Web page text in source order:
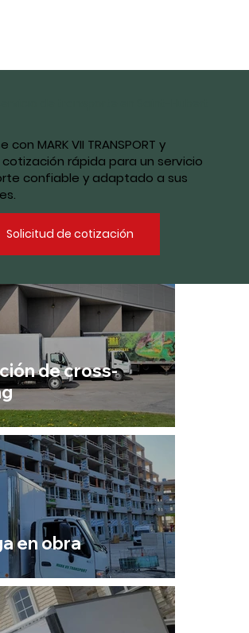
MARK VII TRANSPORT y
rápida para un servicio
confiable y adaptado a sus
Solicitud de cotización
de cross-
en obra